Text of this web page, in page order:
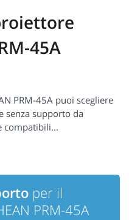
45A
PRM-45A puoi scegliere
senza supporto da
compatibili...
per il
PRM-45A